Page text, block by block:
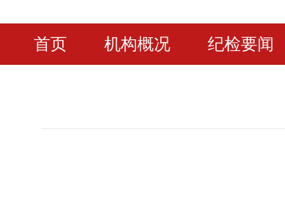
首页 机构概况 纪检要闻